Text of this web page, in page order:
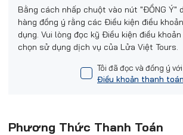
Bằng cách nhấp chuột vào nút "ĐỒNG Ý"
hàng đồng ý rằng các Điều kiện điều
dụng. Vui lòng đọc kỹ Điều kiện điều
chọn sử dụng dịch vụ của Lửa Việt Tours.
Tôi đã đọc và đồng ý với
Điều khoản thanh toán
Phương Thức Thanh Toán